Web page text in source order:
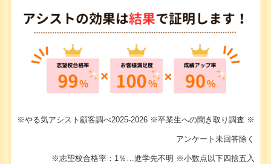
※やる気アシスト顧客調べ2025-2026 ※卒業生への聞き取り調査 ※
アンケート未回答除く
※志望校合格率：1％…進学先不明 ※小数点以下四捨五入